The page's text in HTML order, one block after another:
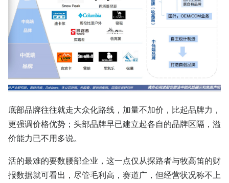
底部品牌往往就走大众化路线，加量不加价，比起品牌力，
更强调价格优势；头部品牌早已建立起各自的品牌区隔，溢
价能力已不用多说。
活的最难的要数腰部企业，这一点仅从探路者与牧高笛的财
报数据就可看出，尽管毛利高，赛道广，但经营状况称不上